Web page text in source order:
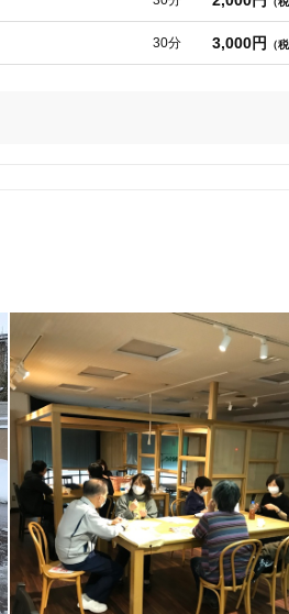
検索結果を見る
30分 3,000円 （